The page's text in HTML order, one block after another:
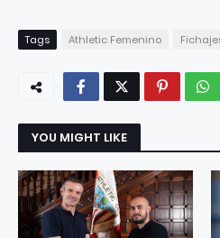
Tags Athletic Femenino
YOU MIGHT LIKE